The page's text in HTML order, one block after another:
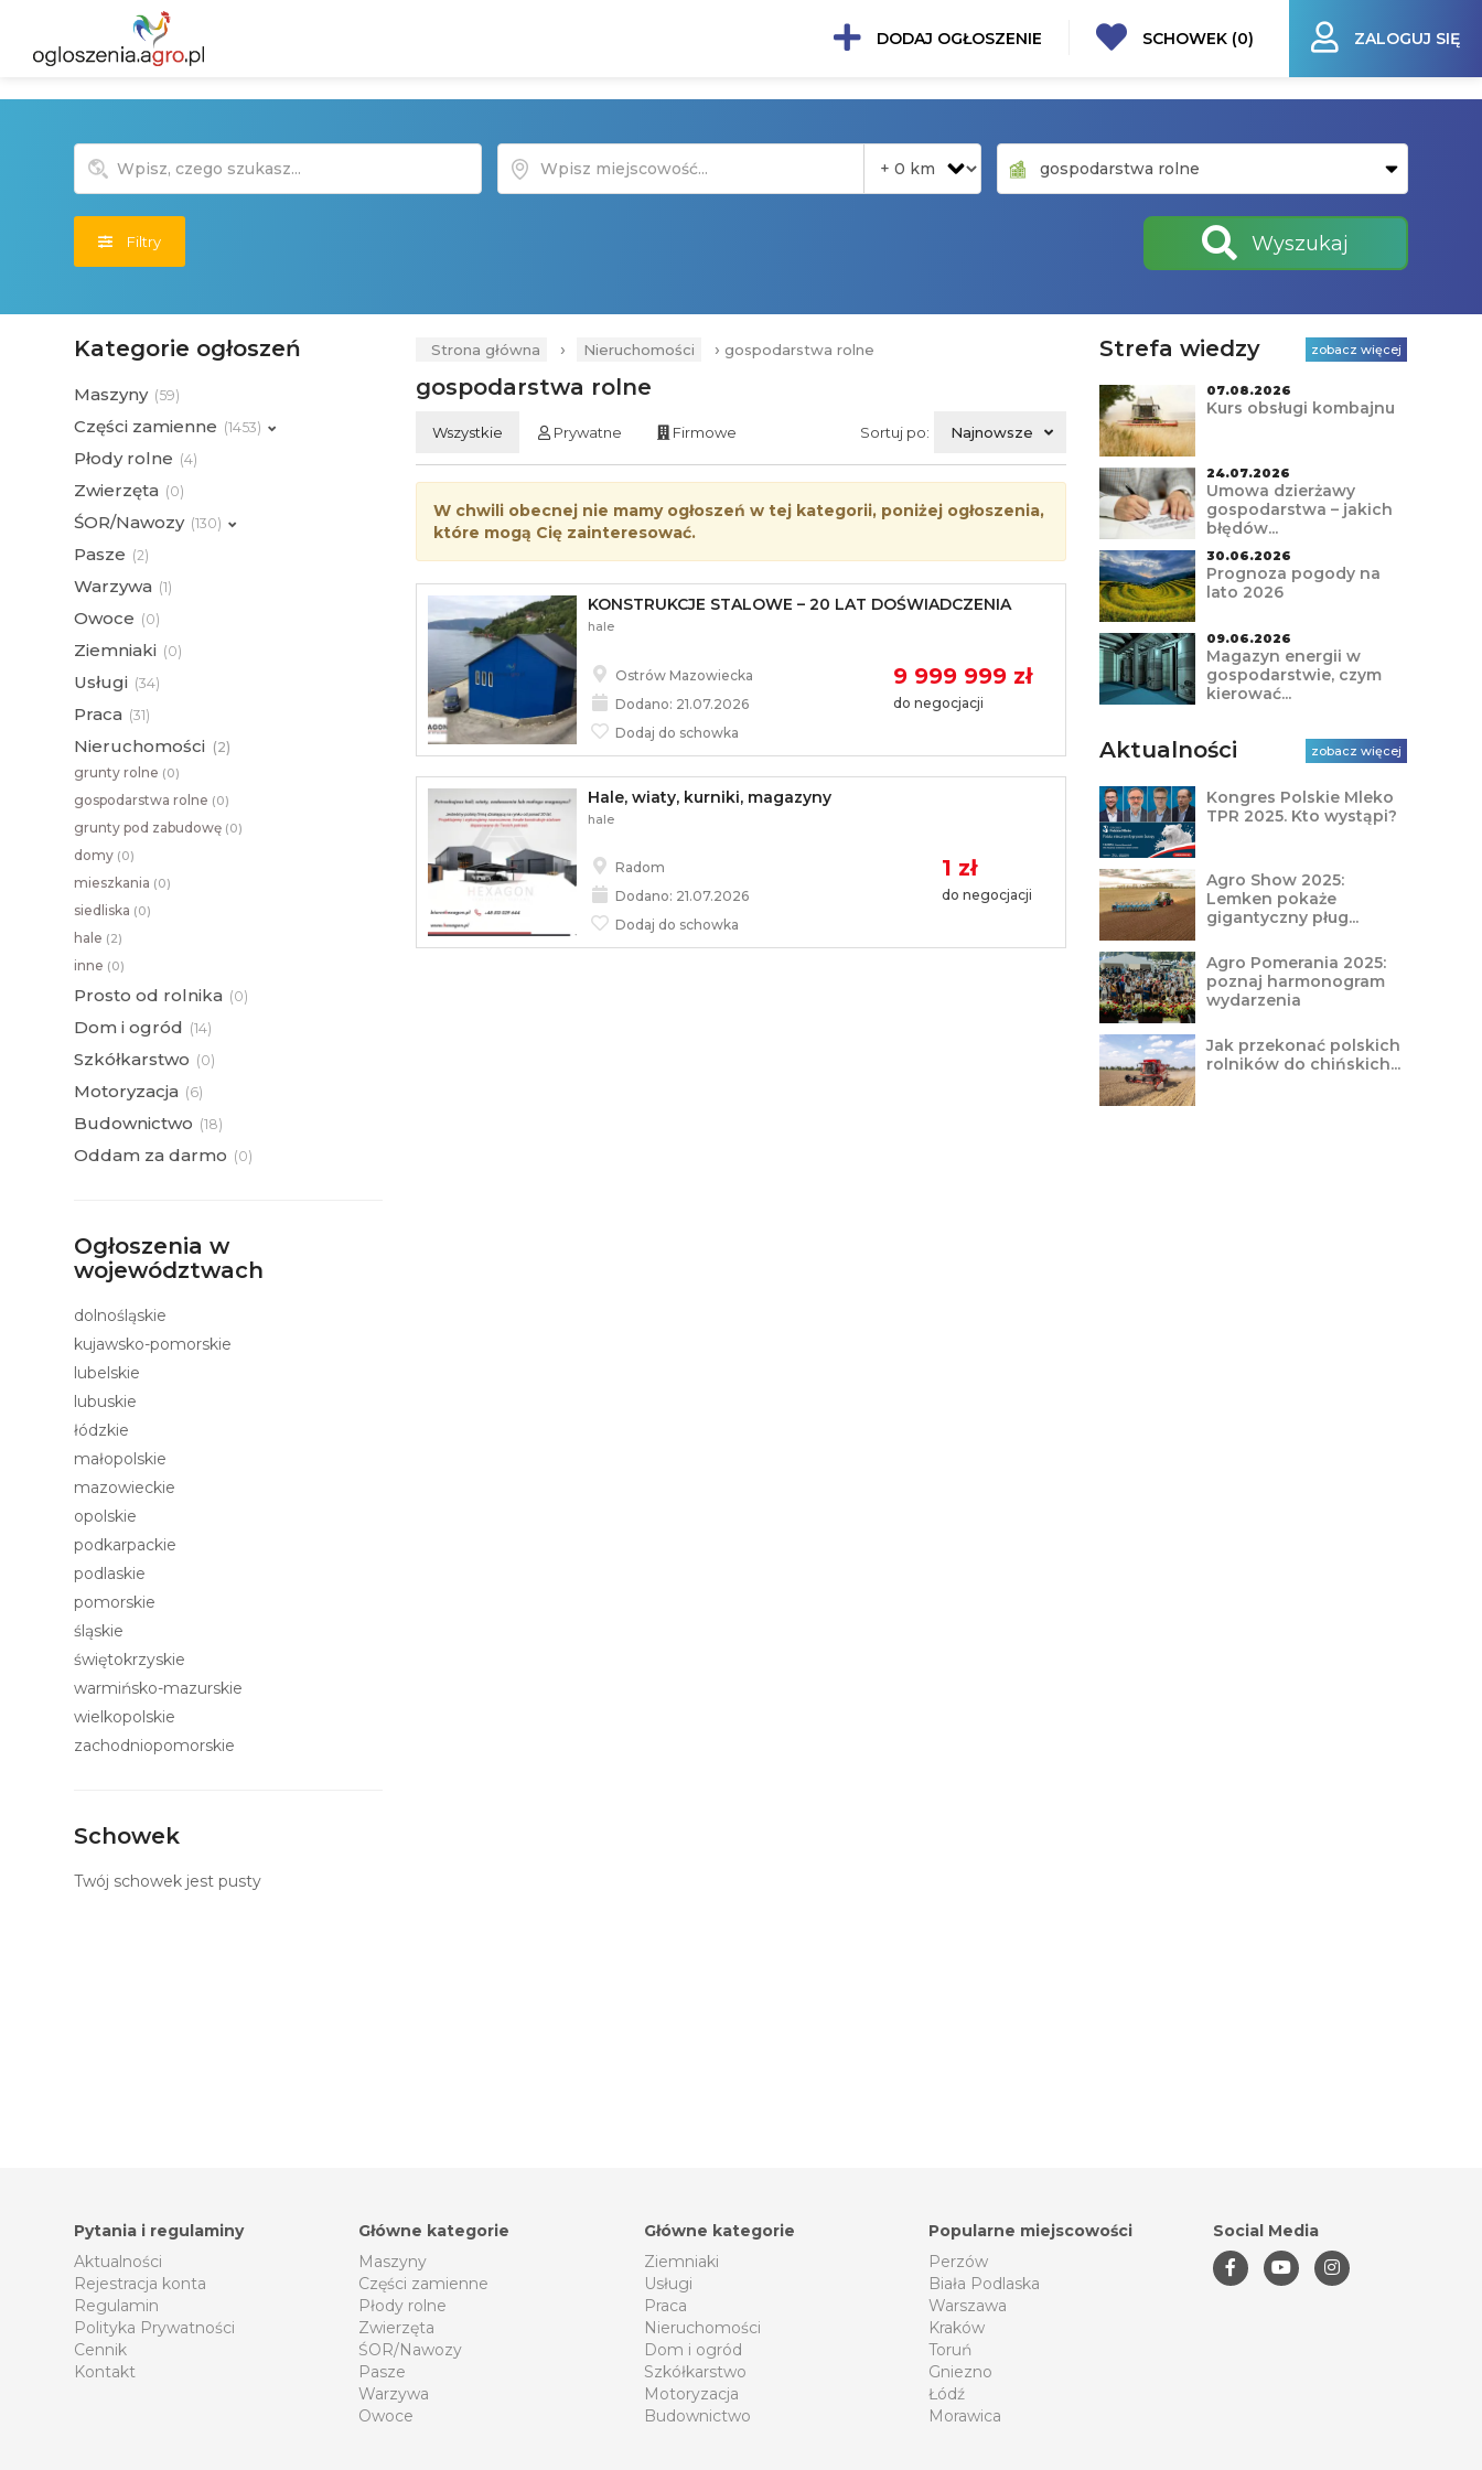
DODAJ OGŁOSZENIE SCHOWEK (0) ZALOGUJ SIĘ
Filtry Wyszukaj
Strona główna › Nieruchomości › gospodarstwa rolne
gospodarstwa rolne
Wszystkie Prywatne Firmowe Sortuj po: Najnowsze
W chwili obecnej nie mamy ogłoszeń w tej kategorii, poniżej ogłoszenia,
które mogą Cię zainteresować.
KONSTRUKCJE STALOWE – 20 LAT DOŚWIADCZENIA
hale
9 999 999 zł
do negocjacji
Ostrów Mazowiecka
Dodano: 21.07.2026
Dodaj do schowka
Hale, wiaty, kurniki, magazyny
hale
1 zł
do negocjacji
Radom
Dodano: 21.07.2026
Dodaj do schowka
Kategorie ogłoszeń
Maszyny (59)
Części zamienne (1453)
Płody rolne (4)
Zwierzęta (0)
ŚOR/Nawozy (130)
Pasze (2)
Warzywa (1)
Owoce (0)
Ziemniaki (0)
Usługi (34)
Praca (31)
Nieruchomości (2)
grunty rolne (0)
gospodarstwa rolne (0)
grunty pod zabudowę (0)
domy (0)
mieszkania (0)
siedliska (0)
hale (2)
inne (0)
Prosto od rolnika (0)
Dom i ogród (14)
Szkółkarstwo (0)
Motoryzacja (6)
Budownictwo (18)
Oddam za darmo (0)
Ogłoszenia w
województwach
dolnośląskie
kujawsko-pomorskie
lubelskie
lubuskie
łódzkie
małopolskie
mazowieckie
opolskie
podkarpackie
podlaskie
pomorskie
śląskie
świętokrzyskie
warmińsko-mazurskie
wielkopolskie
zachodniopomorskie
Schowek
Twój schowek jest pusty
Strefa wiedzy zobacz więcej
07.08.2026
Kurs obsługi kombajnu
24.07.2026
Umowa dzierżawy
gospodarstwa – jakich
błędów...
30.06.2026
Prognoza pogody na
lato 2026
09.06.2026
Magazyn energii w
gospodarstwie, czym
kierować...
Aktualności zobacz więcej
Kongres Polskie Mleko
TPR 2025. Kto wystąpi?
Agro Show 2025:
Lemken pokaże
gigantyczny pług...
Agro Pomerania 2025:
poznaj harmonogram
wydarzenia
Jak przekonać polskich
rolników do chińskich...
Pytania i regulaminy
Aktualności
Rejestracja konta
Regulamin
Polityka Prywatności
Cennik
Kontakt
Główne kategorie
Maszyny
Części zamienne
Płody rolne
Zwierzęta
ŚOR/Nawozy
Pasze
Warzywa
Owoce
Główne kategorie
Ziemniaki
Usługi
Praca
Nieruchomości
Dom i ogród
Szkółkarstwo
Motoryzacja
Budownictwo
Popularne miejscowości
Perzów
Biała Podlaska
Warszawa
Kraków
Toruń
Gniezno
Łódź
Morawica
Social Media